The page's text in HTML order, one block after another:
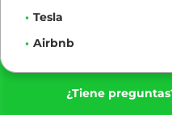
Tesla
Airbnb
¿Tiene